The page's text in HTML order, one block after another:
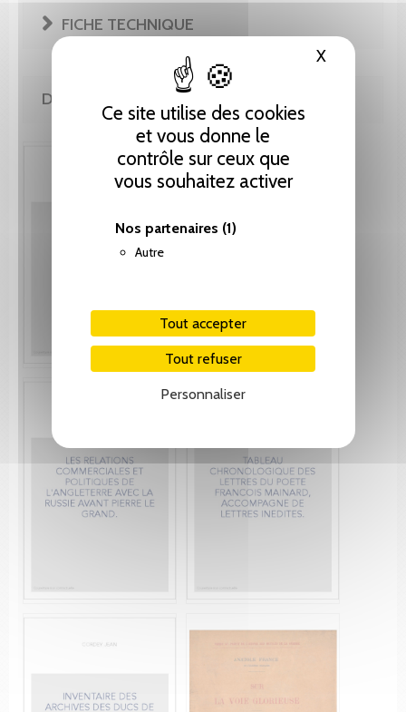
Ce site utilise des cookies
et vous donne le
contrôle sur ceux que
vous souhaitez activer
Nos partenaires (1)
Autre
Tout accepter
Tout refuser
Personnaliser
XMasquer
FICHE TECHNIQUE
DE LA MÊME COLLECTION